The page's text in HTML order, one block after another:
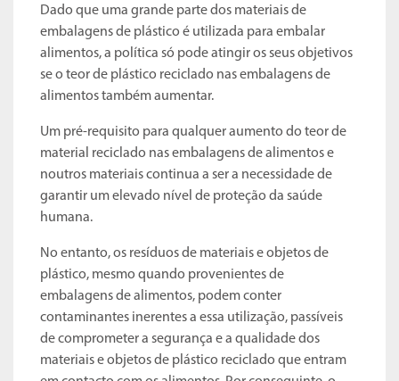
Dado que uma grande parte dos materiais de
embalagens de plástico é utilizada para embalar
alimentos, a política só pode atingir os seus objetivos
se o teor de plástico reciclado nas embalagens de
alimentos também aumentar.
Um pré-requisito para qualquer aumento do teor de
material reciclado nas embalagens de alimentos e
noutros materiais continua a ser a necessidade de
garantir um elevado nível de proteção da saúde
humana.
No entanto, os resíduos de materiais e objetos de
plástico, mesmo quando provenientes de
embalagens de alimentos, podem conter
contaminantes inerentes a essa utilização, passíveis
de comprometer a segurança e a qualidade dos
materiais e objetos de plástico reciclado que entram